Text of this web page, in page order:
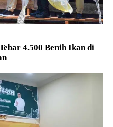
4.500 Benih Ikan di